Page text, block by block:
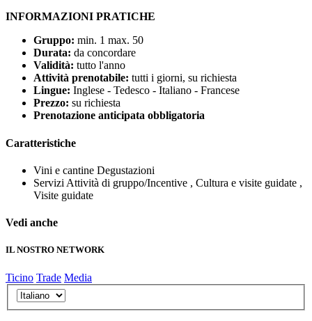
INFORMAZIONI PRATICHE
Gruppo: min. 1 max. 50
Durata: da concordare
Validità: tutto l'anno
Attività prenotabile: tutti i giorni, su richiesta
Lingue: Inglese - Tedesco - Italiano - Francese
Prezzo: su richiesta
Prenotazione anticipata obbligatoria
Caratteristiche
Vini e cantine Degustazioni
Servizi Attività di gruppo/Incentive , Cultura e visite guidate ,
Visite guidate
Vedi anche
IL NOSTRO NETWORK
Ticino Trade Media